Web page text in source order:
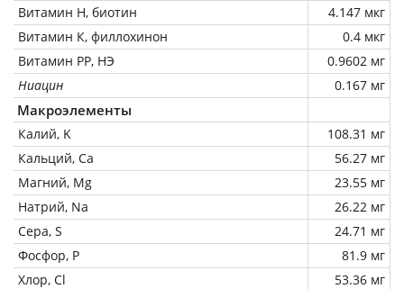
Витамин Н, биотин
4.147 мкг
Витамин К, филлохинон
0.4 мкг
Витамин РР, НЭ
0.9602 мг
Ниацин
0.167 мг
Макроэлементы
Калий, K
108.31 мг
Кальций, Ca
56.27 мг
Магний, Mg
23.55 мг
Натрий, Na
26.22 мг
Сера, S
24.71 мг
Фосфор, P
81.9 мг
Хлор, Cl
53.36 мг